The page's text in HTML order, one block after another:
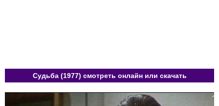
Судьба (1977) смотреть онлайн или скачать